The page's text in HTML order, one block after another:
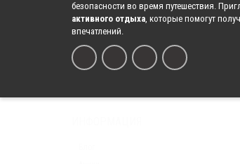
безопасности во время путешествия.
активного отдыха, которые помогут
впечатлений.